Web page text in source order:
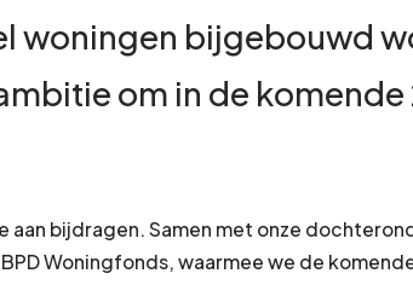
woningen bijgebouwd
om in de
aan bijdragen. Samen met onze
Woningfonds, waarmee we de